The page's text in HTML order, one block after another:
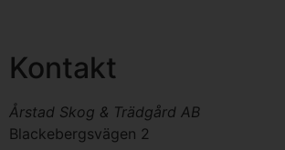
Kontakt
Årstad Skog & Trädgård AB
Blackebergsvägen 2